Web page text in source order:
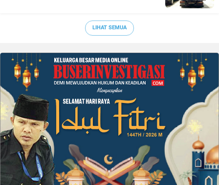
LIHAT SEMUA